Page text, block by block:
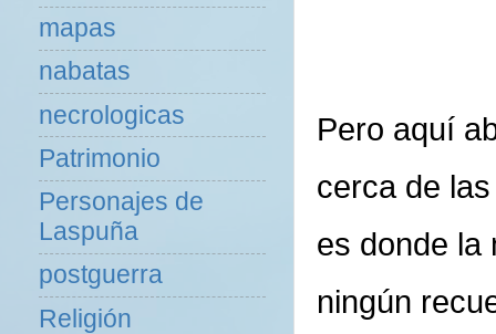
Pero aquí
cerca de
es donde la
ningún
mapas
nabatas
necrologicas
Patrimonio
Personajes de
Laspuña
postguerra
Religión